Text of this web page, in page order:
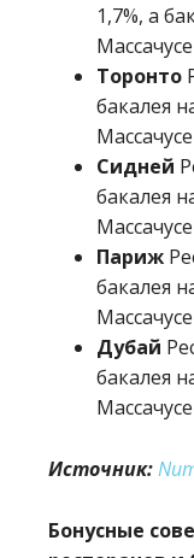
1,7%, а
Торонто
бакалея
Сидней
бакалея
Париж
бакалея
Дубай
бакалея
Источник:
Бонусные